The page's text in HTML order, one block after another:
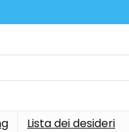
Lista dei desideri